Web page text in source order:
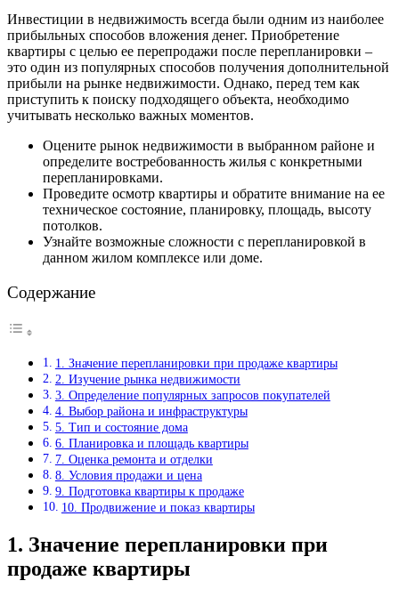
Инвестиции в недвижимость всегда были одним из наиболее
прибыльных способов вложения денег. Приобретение
квартиры с целью ее перепродажи после перепланировки –
это один из популярных способов получения дополнительной
прибыли на рынке недвижимости. Однако, перед тем как
приступить к поиску подходящего объекта, необходимо
учитывать несколько важных моментов.
Оцените рынок недвижимости в выбранном районе и
определите востребованность жилья с конкретными
перепланировками.
Проведите осмотр квартиры и обратите внимание на ее
техническое состояние, планировку, площадь, высоту
потолков.
Узнайте возможные сложности с перепланировкой в
данном жилом комплексе или доме.
Содержание
1. Значение перепланировки при продаже квартиры
2. Изучение рынка недвижимости
3. Определение популярных запросов покупателей
4. Выбор района и инфраструктуры
5. Тип и состояние дома
6. Планировка и площадь квартиры
7. Оценка ремонта и отделки
8. Условия продажи и цена
9. Подготовка квартиры к продаже
10. Продвижение и показ квартиры
1. Значение перепланировки при
продаже квартиры